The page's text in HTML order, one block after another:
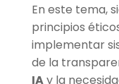
En este tema,
principios
implementar
de la
IAy la